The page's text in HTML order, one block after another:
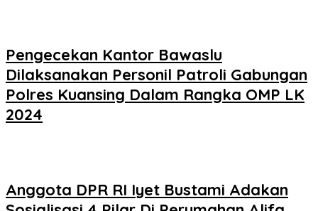
Pengecekan Kantor Bawaslu
Dilaksanakan Personil Patroli Gabungan
Polres Kuansing Dalam Rangka OMP LK
2024
Anggota DPR RI Iyet Bustami Adakan